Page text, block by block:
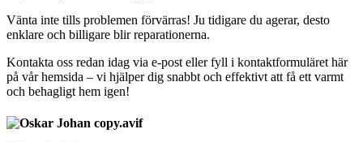
Vänta inte tills problemen förvärras! Ju tidigare du agerar, desto
enklare och billigare blir reparationerna.
Kontakta oss redan idag via e-post eller fyll i kontaktformuläret här
på vår hemsida – vi hjälper dig snabbt och effektivt att få ett varmt
och behagligt hem igen!